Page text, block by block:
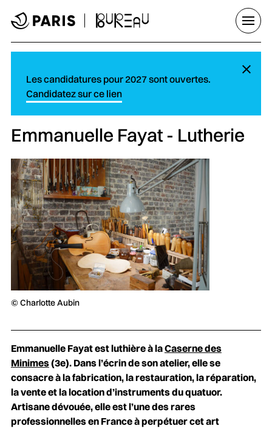
Les candidatures pour 2027 sont ouvertes.
Candidatez sur ce lien
Emmanuelle Fayat - Lutherie
© Charlotte Aubin
Emmanuelle Fayat est luthière à laCaserne des
Minimes(3e). Dans l’écrin de son atelier, elle se
consacre à la fabrication, la restauration, la réparation,
la vente et la location d’instruments du quatuor.
Artisane dévouée, elle est l’une des rares
professionnelles en France à perpétuer cet art